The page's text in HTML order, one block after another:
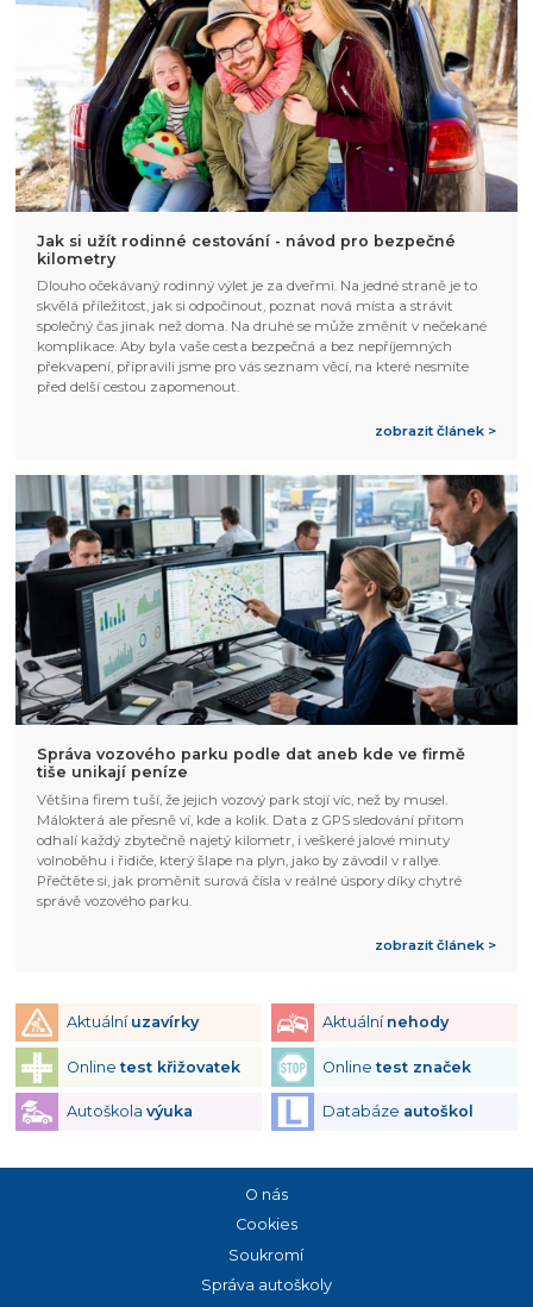
Jak si užít rodinné cestování - návod pro bezpečné
kilometry
Dlouho očekávaný rodinný výlet je za dveřmi. Na jedné straně je to
skvělá příležitost, jak si odpočinout, poznat nová místa a strávit
společný čas jinak než doma. Na druhé se může změnit v nečekané
komplikace. Aby byla vaše cesta bezpečná a bez nepříjemných
překvapení, připravili jsme pro vás seznam věcí, na které nesmíte
před delší cestou zapomenout.
zobrazit článek >
Správa vozového parku podle dat aneb kde ve firmě
tiše unikají peníze
Většina firem tuší, že jejich vozový park stojí víc, než by musel.
Málokterá ale přesně ví, kde a kolik. Data z GPS sledování přitom
odhalí každý zbytečně najetý kilometr, i veškeré jalové minuty
volnoběhu i řidiče, který šlape na plyn, jako by závodil v rallye.
Přečtěte si, jak proměnit surová čísla v reálné úspory díky chytré
správě vozového parku.
zobrazit článek >
Aktuální uzavírky Aktuální nehody
Onlinetest křižovatek Onlinetest značek
Autoškola výuka Databáze autoškol
O nás
Cookies
Soukromí
Správa autoškoly